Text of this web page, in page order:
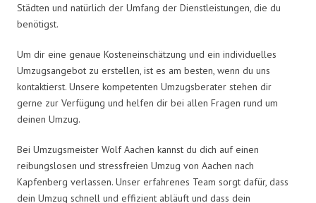
Städten und natürlich der Umfang der Dienstleistungen, die du
benötigst.
Um dir eine genaue Kosteneinschätzung und ein individuelles
Umzugsangebot zu erstellen, ist es am besten, wenn du uns
kontaktierst. Unsere kompetenten Umzugsberater stehen dir
gerne zur Verfügung und helfen dir bei allen Fragen rund um
deinen Umzug.
Bei Umzugsmeister Wolf Aachen kannst du dich auf einen
reibungslosen und stressfreien Umzug von Aachen nach
Kapfenberg verlassen. Unser erfahrenes Team sorgt dafür, dass
dein Umzug schnell und effizient abläuft und dass dein